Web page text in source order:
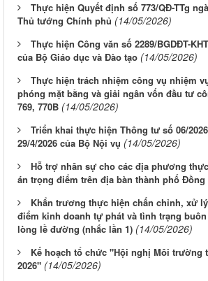
Thực hiện Quyết định số 773/QĐ-TTg
Thủ tướng Chính phủ (14/05/2026)
Thực hiện Công văn số 2289/BGDĐT-
của Bộ Giáo dục và Đào tạo (14/05/2026)
Thực hiện trách nhiệm công vụ nhiệm
phóng mặt bằng và giải ngân vốn đầu tư
769, 770B (14/05/2026)
Triển khai thực hiện Thông tư số 06/
29/4/2026 của Bộ Nội vụ (14/05/2026)
Hỗ trợ nhân sự cho các địa phương
án trọng điểm trên địa bàn thành phố Đồng
Khẩn trương thực hiện chấn chỉnh, xử
điểm kinh doanh tự phát và tình trạng
lòng lề đường (nhắc lần 1) (14/05/2026)
Kế hoạch tổ chức "Hội nghị Môi trường
2026" (14/05/2026)